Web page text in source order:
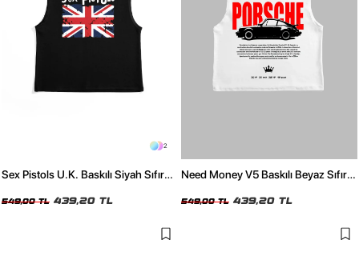
2
Sex Pistols U.K. Baskılı Siyah Sıfır
549,00 TL 439,20 TL
Need Money V5 Baskılı Beyaz Sıfır
549,00 TL 439,20 TL